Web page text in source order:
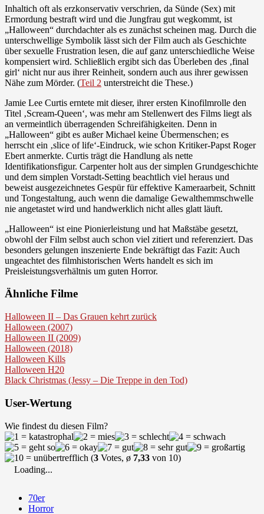
Inhaltich oft als erzkonservativ verschrien, da Sünde (Sex) mit
Ermordung bestraft wird und die Jungfrau gut wegkommt, ist
„Halloween“ durchdachter als es zunächst scheinen mag. Durch die
unterschwellige Symbolik lässt sich der Film auch als Geschichte
über sexuelle Frustration lesen, die auf ganz unterschiedliche Weise
kompensiert wird. Schließlich ergibt sich das Überleben des ‚final
girl‘ nicht nur aus ihrer Reinheit, sondern auch aus ihrer gewissen
Nähe zum Mörder. (Teil 2 unterstreicht die These.)
Jamie Lee Curtis erntete mit dieser, ihrer ersten Kinofilmrolle den
Titel ‚Scream-Queen‘, was mehr am Stellenwert des Films liegt als
an vermeintlich überragenden Schreifähigkeiten. Denn in
„Halloween“ gibt es außer Michael keine Übermenschen; es
herrscht ein ‚slice of life‘-Eindruck, wie schon Kritiker-Papst Roger
Ebert anmerkte. Curtis trägt die Handlung als nette
Identifikationsfigur. Carpenter holt aus der simplen Grundgeschichte
und dem simplen Vorstadt-Setting beachtlich viel heraus und
beweist ausgezeichnetes Gespür für effektive Kameraarbeit, Schnitt
und Tongestaltung, auch wenn die damalige Gewalthemmschwelle
nie angetastet wird und handwerklich nicht alles glatt läuft.
„Halloween“ ist eine Pionierleistung und hat Maßstäbe gesetzt,
obwohl der Film selbst auch schon viel zitiert und referenziert. Das
besonders gelungen inszenierte Ende bekräftigt das Fazit: Auch
ungeachtet des filmhistorischen Werts handelt es sich im
Preisleistungsverhältnis um guten Horror.
Ähnliche Filme
Halloween II – Das Grauen kehrt zurück
Halloween (2007)
Halloween II (2009)
Halloween (2018)
Halloween Kills
Halloween H20
Black Christmas (Jessy – Die Treppe in den Tod)
User-Wertung
Wie findest du diesen Film?
(3 Votes, ø 7,33 von 10)
Loading...
70er
Horror